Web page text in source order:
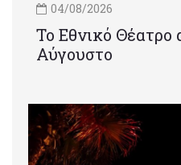
04/08/2026
Το Εθνικό Θέατρο
Αύγουστο